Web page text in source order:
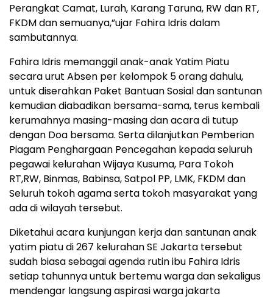
Perangkat Camat, Lurah, Karang Taruna, RW dan RT,
FKDM dan semuanya,”ujar Fahira Idris dalam
sambutannya.
Fahira Idris memanggil anak-anak Yatim Piatu
secara urut Absen per kelompok 5 orang dahulu,
untuk diserahkan Paket Bantuan Sosial dan santunan
kemudian diabadikan bersama-sama, terus kembali
kerumahnya masing-masing dan acara di tutup
dengan Doa bersama. Serta dilanjutkan Pemberian
Piagam Penghargaan Pencegahan kepada seluruh
pegawai kelurahan Wijaya Kusuma, Para Tokoh
RT,RW, Binmas, Babinsa, Satpol PP, LMK, FKDM dan
Seluruh tokoh agama serta tokoh masyarakat yang
ada di wilayah tersebut.
Diketahui acara kunjungan kerja dan santunan anak
yatim piatu di 267 kelurahan SE Jakarta tersebut
sudah biasa sebagai agenda rutin ibu Fahira Idris
setiap tahunnya untuk bertemu warga dan sekaligus
mendengar langsung aspirasi warga jakarta